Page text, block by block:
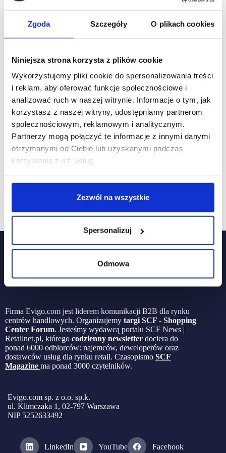
Zgoda Szczegóły O plikach cookies
Niniejsza strona korzysta z plików cookie
Wykorzystujemy pliki cookie do spersonalizowania treści
i reklam, aby oferować funkcje społecznościowe i
analizować ruch w naszej witrynie. Informacje o tym, jak
korzystasz z naszej witryny, udostępniamy partnerom
społecznościowym, reklamowym i analitycznym.
Partnerzy mogą połączyć te informacje z innymi danymi
otrzymanymi od Ciebie lub uzyskanymi podczas
korzystania z ich usług.
Zezwól na wszystkie
Spersonalizuj
Odmowa
12/02/2021 Reventex
[WYWIAD] Mariusz Pniewski, Reventex:
poszukujemy najlepszych galerii handlowych dla
naszego nowego projektu
Do współpracy chcemy zaprosić zarówno galerie
handlowe, jak i wszystkie sieci fashion – najemców
centrów handlowych. Model zakłada sytuowanie
w miejscach generujących spory…
Firma Evigo.com jest liderem komunikacji B2B dla rynku
centrów handlowych. Organizujemy targi SCF - Shopping
Center Forum. Jesteśmy wydawcą portalu SCF News |
Retailnet.pl, którego codzienny newsletter dociera do
ponad 6000 odbiorców: najemców, deweloperów oraz
dostawców usług dla rynku retail. Czasopismo SCF
Magazine ma ponad 3000 czytelników.
Evigo.com sp. z o.o. sp.k.
ul. Klimczaka 1, 02-797 Warszawa
NIP 5252633492
LinkedIn YouTube Facebook